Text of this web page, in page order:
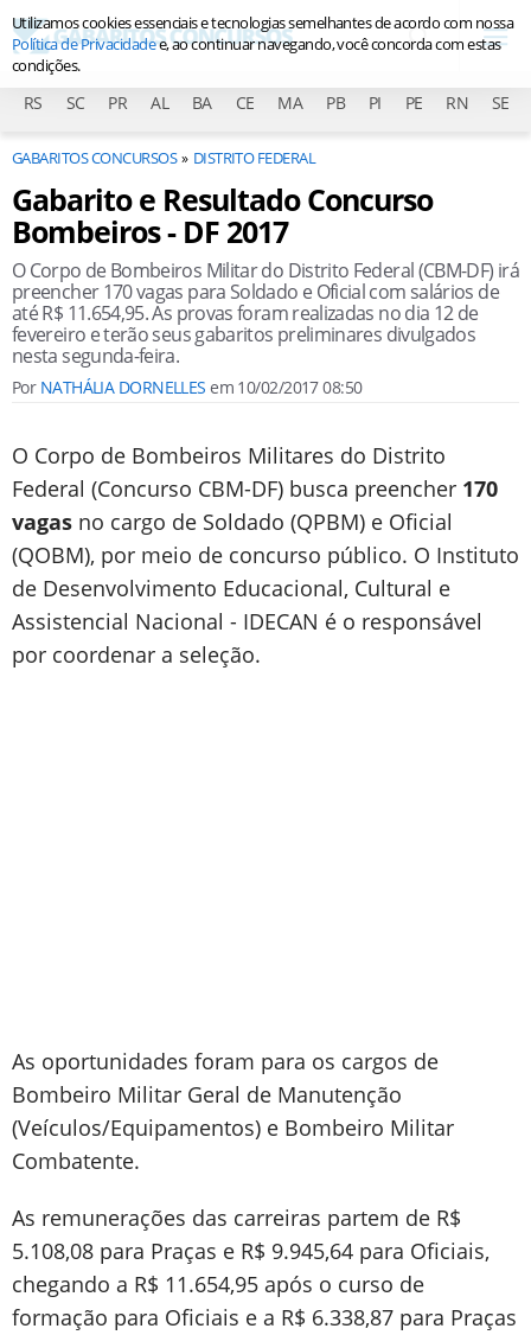
RS SC PR AL BA CE MA PB PI PE RN SE
GABARITOS CONCURSOS DISTRITO FEDERAL
Gabarito e Resultado Concurso
Bombeiros - DF 2017
O Corpo de Bombeiros Militar do Distrito Federal (CBM-DF) irá
preencher 170 vagas para Soldado e Oficial com salários de
até R$ 11.654,95. As provas foram realizadas no dia 12 de
fevereiro e terão seus gabaritos preliminares divulgados
nesta segunda-feira.
Por NATHÁLIA DORNELLES em 10/02/2017 08:50
O Corpo de Bombeiros Militares do Distrito
Federal (Concurso CBM-DF) busca preencher 170
vagas no cargo de Soldado (QPBM) e Oficial
(QOBM), por meio de concurso público. O Instituto
de Desenvolvimento Educacional, Cultural e
Assistencial Nacional - IDECAN é o responsável
por coordenar a seleção.
As oportunidades foram para os cargos de
Bombeiro Militar Geral de Manutenção
(Veículos/Equipamentos) e Bombeiro Militar
Combatente.
As remunerações das carreiras partem de R$
5.108,08 para Praças e R$ 9.945,64 para Oficiais,
chegando a R$ 11.654,95 após o curso de
formação para Oficiais e a R$ 6.338,87 para Praças
Utilizamos cookies essenciais e tecnologias semelhantes de acordo com nossa
Política de Privacidadee, ao continuar navegando, você concorda com estas
condições.